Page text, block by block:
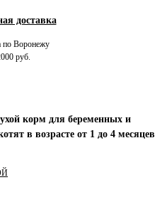
доставка
по Воронежу
руб.
корм для беременных и
в возрасте от 1 до 4 месяцев